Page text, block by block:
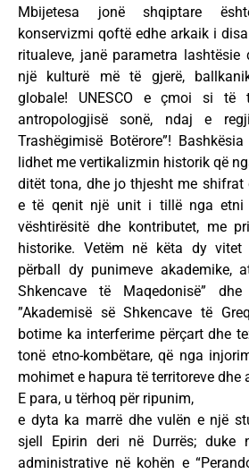
Mbijetesa jonë shqiptare
konservizmi qoftë edhe arkaik i
ritualeve, janë parametra
një kulturë më të gjerë,
globale! UNESCO e çmoi si të
antropologjisë sonë, ndaj e
Trashëgimisë Botërore”!
lidhet me vertikalizmin historik që
ditët tona, dhe jo thjesht me shifrat
e të qenit një unit i tillë nga etni
vështirësitë dhe kontributet, me
historike. Vetëm në këta dy
përball dy punimeve akademike,
Shkencave të Maqedonisë”
”Akademisë së Shkencave të
botime ka interferime përçart dhe
tonë etno-kombëtare, që nga
mohimet e hapura të territoreve dhe
E para, u tërhoq për ripunim,
e dyta ka marrë dhe vulën e një
sjell Epirin deri në Durrës; duke
administrative në kohën e